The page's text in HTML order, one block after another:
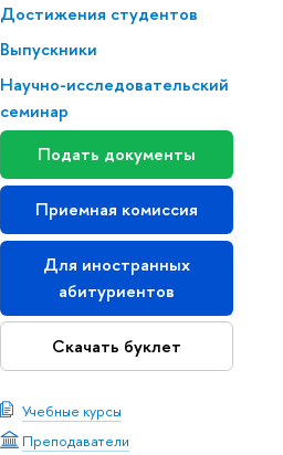
Достижения студентов
Выпускники
Научно-исследовательский
семинар
Подать документы
Приемная комиссия
Для иностранных
абитуриентов
Скачать буклет
Учебные курсы
Преподаватели